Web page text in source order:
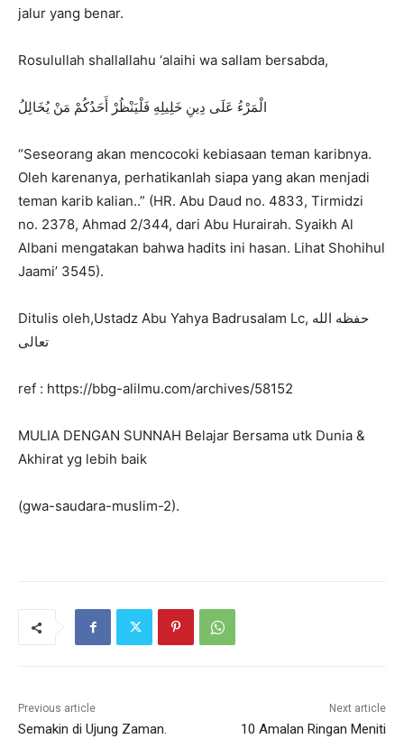
jalur yang benar.
Rosulullah shallallahu ‘alaihi wa sallam bersabda,
الْمَرْءُ عَلَى دِينِ خَلِيلِهِ فَلْيَنْظُرْ أَحَدُكُمْ مَنْ يُخَالِلُ
“Seseorang akan mencocoki kebiasaan teman karibnya.
Oleh karenanya, perhatikanlah siapa yang akan menjadi
teman karib kalian..” (HR. Abu Daud no. 4833, Tirmidzi
no. 2378, Ahmad 2/344, dari Abu Hurairah. Syaikh Al
Albani mengatakan bahwa hadits ini hasan. Lihat Shohihul
Jaami’ 3545).
Ditulis oleh,Ustadz Abu Yahya Badrusalam Lc, حفظه الله
تعالى
ref : https://bbg-alilmu.com/archives/58152
MULIA DENGAN SUNNAH Belajar Bersama utk Dunia &
Akhirat yg lebih baik
(gwa-saudara-muslim-2).
Previous article
Semakin di Ujung Zaman.
Next article
10 Amalan Ringan Meniti